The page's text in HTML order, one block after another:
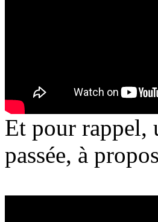
Et pour rappel,
passée, à